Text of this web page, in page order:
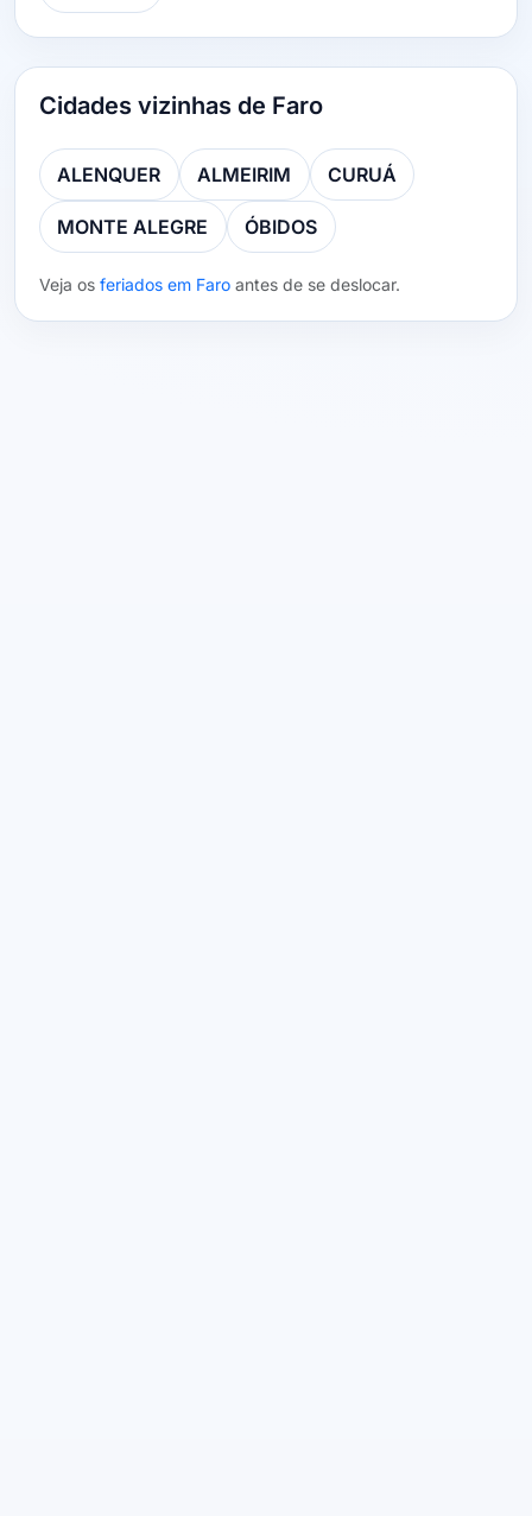
Cidades vizinhas de Faro
ALENQUER ALMEIRIM CURUÁ
MONTE ALEGRE ÓBIDOS
Veja os feriados em Faro antes de se deslocar.